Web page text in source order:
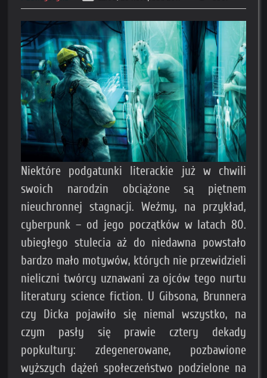
Niektóre podgatunki literackie już w chwili
swoich narodzin obciążone są piętnem
nieuchronnej stagnacji. Weźmy, na przykład,
cyberpunk – od jego początków w latach 80.
ubiegłego stulecia aż do niedawna powstało
bardzo mało motywów, których nie przewidzieli
nieliczni twórcy uznawani za ojców tego nurtu
literatury science fiction. U Gibsona, Brunnera
czy Dicka pojawiło się niemal wszystko, na
czym pasły się prawie cztery dekady
popkultury: zdegenerowane, pozbawione
wyższych dążeń społeczeństwo podzielone na